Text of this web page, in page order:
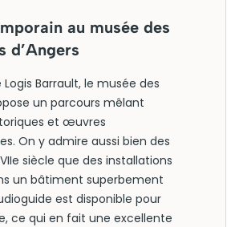
au musée des
d’Angers
Barrault, le musée des
un parcours mêlant
et œuvres
On y admire aussi bien des
siècle que des installations
un bâtiment superbement
est disponible pour
ce qui en fait une excellente